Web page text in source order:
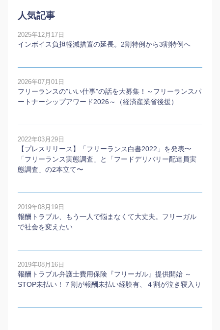
人気記事
2025年12月17日
インボイス負担軽減措置の延長。2割特例から3割特例へ
2026年07月01日
フリーランスの”いい仕事”の話を大募集！～フリーランスパ
ートナーシップアワード2026～（経済産業省後援）
2022年03月29日
【プレスリリース】「フリーランス白書2022」を発表〜
「フリーランス実態調査」と「フードデリバリー配達員実
態調査」の2本⽴て〜
2019年08月19日
報酬トラブル、もう一人で悩まなくて大丈夫。フリーガル
で社会を変えたい
2019年08月16日
報酬トラブル弁護士費用保険『フリーガル』提供開始 ～
STOP未払い！７割が報酬未払い経験有、４割が泣き寝入り